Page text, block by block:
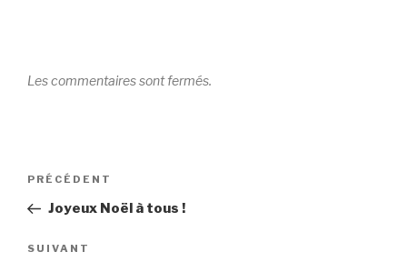
Les commentaires sont fermés.
Navigation
l’article
Article
précédent
PRÉCÉDENT
Joyeux Noël à tous !
Article
SUIVANT